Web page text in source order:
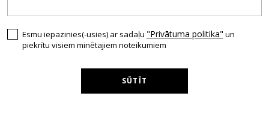
Esmu iepazinies(-usies) ar sadaļu "Privātuma politika" un
piekrītu visiem minētajiem noteikumiem
SŪTĪT